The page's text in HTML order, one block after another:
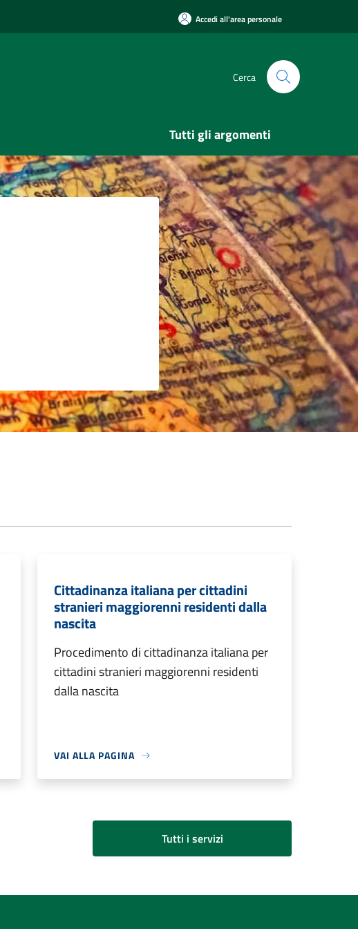
Accedi all'area personale
Cerca
Tutti gli argomenti
Cittadinanza italiana per cittadini
stranieri maggiorenni residenti dalla
nascita
Procedimento di cittadinanza italiana per
cittadini stranieri maggiorenni residenti
dalla nascita
VAI ALLA PAGINA
Tutti i servizi